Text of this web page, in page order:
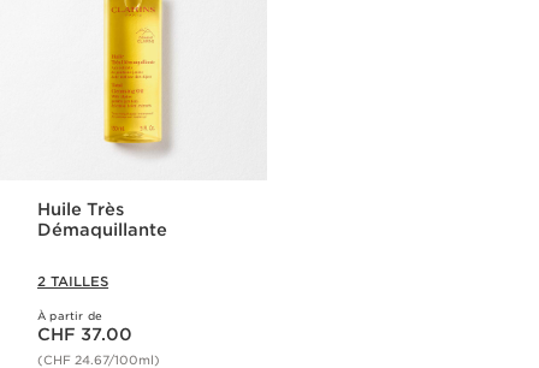
Huile Très
Démaquillante
2 TAILLES
À partir de
Nouveau prix CHF 37.00
CHF 37.00
(CHF 24.67/100ml)